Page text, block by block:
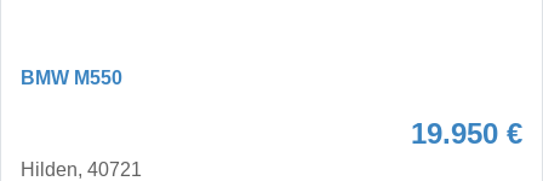
BMW M550
19.950 €
Hilden, 40721